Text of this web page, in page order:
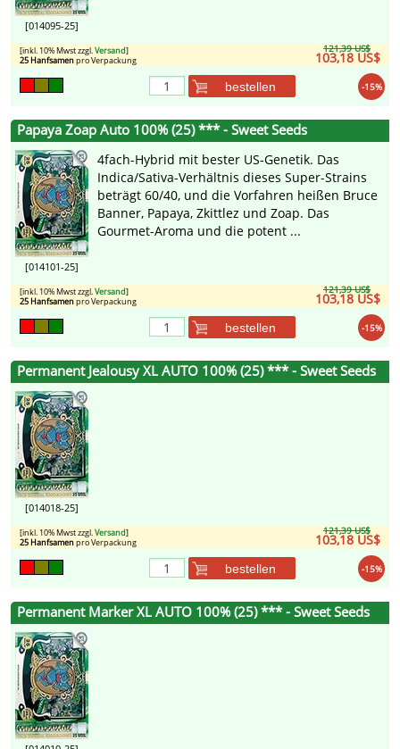
[014095-25]
121,39 US$
103,18 US$
[inkl. 10% Mwst zzgl.Versand]
25 Hanfsamenpro Verpackung
-15%
bestellen
Papaya Zoap Auto 100% (25) *** - Sweet Seeds
[014101-25]
4fach-Hybrid mit bester US-Genetik. Das
Indica/Sativa-Verhältnis dieses Super-Strains
beträgt 60/40, und die Vorfahren heißen Bruce
Banner, Papaya, Zkittlez und Zoap. Das
Gourmet-Aroma und die potent ...
121,39 US$
103,18 US$
[inkl. 10% Mwst zzgl.Versand]
25 Hanfsamenpro Verpackung
-15%
bestellen
Permanent Jealousy XL AUTO 100% (25) *** - Sweet Seeds
[014018-25]
121,39 US$
103,18 US$
[inkl. 10% Mwst zzgl.Versand]
25 Hanfsamenpro Verpackung
-15%
bestellen
Permanent Marker XL AUTO 100% (25) *** - Sweet Seeds